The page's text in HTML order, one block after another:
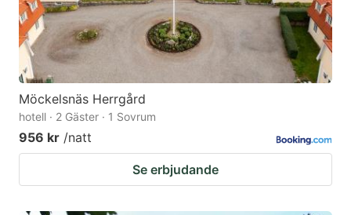
Möckelsnäs Herrgård
hotell · 2 Gäster · 1 Sovrum
956 kr /natt
Se erbjudande